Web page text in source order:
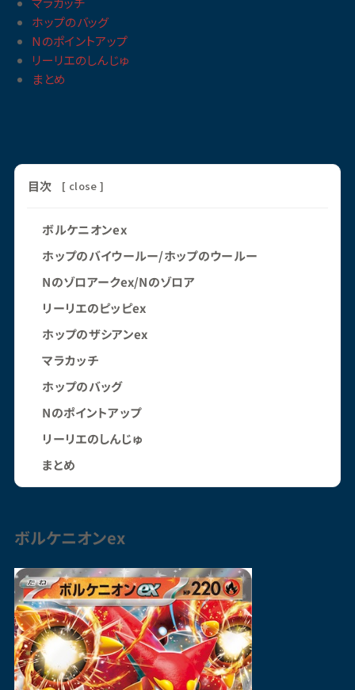
ホップのバッグ
Nのポイントアップ
リーリエのしんじゅ
まとめ
目次 [ close ]
ボルケニオンex
ホップのバイウールー/ホップのウールー
Nのゾロアークex/Nのゾロア
リーリエのピッピex
ホップのザシアンex
マラカッチ
ホップのバッグ
Nのポイントアップ
リーリエのしんじゅ
まとめ
ボルケニオンex